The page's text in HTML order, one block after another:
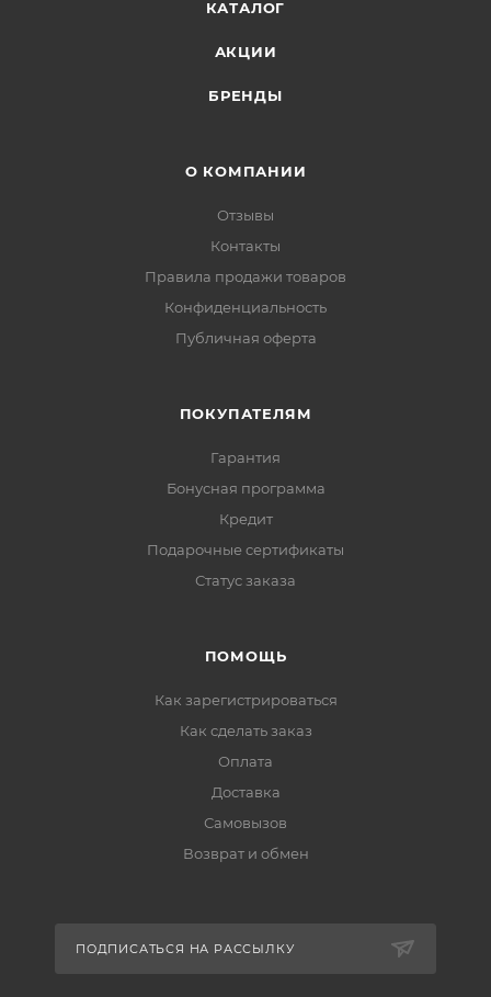
КАТАЛОГ
АКЦИИ
БРЕНДЫ
О КОМПАНИИ
Отзывы
Контакты
Правила продажи товаров
Конфиденциальность
Публичная оферта
ПОКУПАТЕЛЯМ
Гарантия
Бонусная программа
Кредит
Подарочные сертификаты
Статус заказа
ПОМОЩЬ
Как зарегистрироваться
Как сделать заказ
Оплата
Доставка
Самовызов
Возврат и обмен
ПОДПИСАТЬСЯ НА РАССЫЛКУ